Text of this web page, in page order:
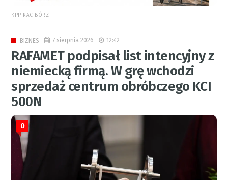
KPP RACIBÓRZ
BIZNES 7 sierpnia 2026 12:42
RAFAMET podpisał list intencyjny z
niemiecką firmą. W grę wchodzi
sprzedaż centrum obróbczego KCI
500N
0